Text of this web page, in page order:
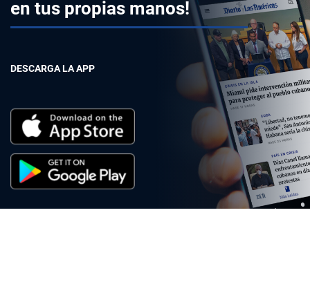
en tus propias manos!
DESCARGA LA APP